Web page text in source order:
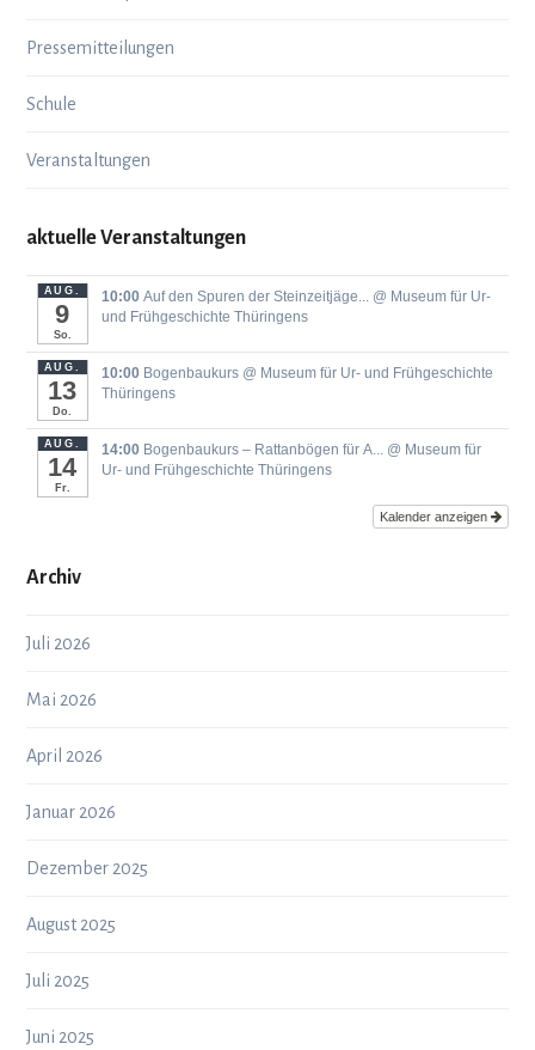
Pressemitteilungen
Schule
Veranstaltungen
aktuelle Veranstaltungen
AUG.
9
So.
10:00 Auf den Spuren der Steinzeitjäge... @ Museum für Ur-
und Frühgeschichte Thüringens
AUG.
13
Do.
10:00 Bogenbaukurs @ Museum für Ur- und Frühgeschichte
Thüringens
AUG.
14
Fr.
14:00 Bogenbaukurs ‒ Rattanbögen für A... @ Museum für
Ur- und Frühgeschichte Thüringens
Kalender anzeigen
Archiv
Juli 2026
Mai 2026
April 2026
Januar 2026
Dezember 2025
August 2025
Juli 2025
Juni 2025